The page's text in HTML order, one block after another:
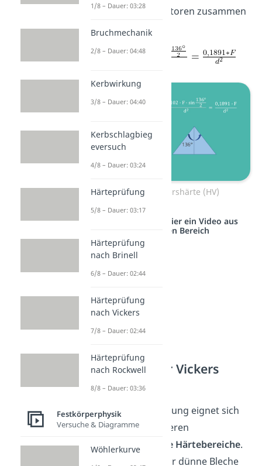
Wir ziehen die Vorfaktoren zusammen
und erhalten:
Formel der Vickershärte (HV)
Studyflix vernetzt: Hier ein Video aus
einem anderen Bereich
Anwendung der Vickers
Härteprüfung
Die Vickers Härteprüfung eignet sich
im Gegensatz zu anderen
Prüfverfahren für
alle Härtebereiche.
Man kann damit sogar dünne Bleche
1/8 – Dauer: 03:28
Bruchmechanik
2/8 – Dauer: 04:48
Kerbwirkung
3/8 – Dauer: 04:40
Kerbschlagbieg
eversuch
4/8 – Dauer: 03:24
Härteprüfung
5/8 – Dauer: 03:17
Härteprüfung
nach Brinell
6/8 – Dauer: 02:44
Härteprüfung
nach Vickers
7/8 – Dauer: 02:44
Härteprüfung
nach Rockwell
8/8 – Dauer: 03:36
Festkörperphysik
Versuche & Diagramme
Wöhlerkurve